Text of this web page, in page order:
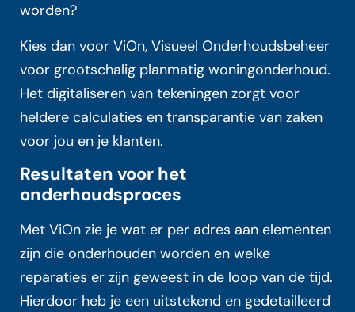
worden?
Kies dan voor ViOn, Visueel Onderhoudsbeheer
voor grootschalig planmatig woningonderhoud.
Het digitaliseren van tekeningen zorgt voor
heldere calculaties en transparantie van zaken
voor jou en je klanten.
Resultaten voor het
onderhoudsproces
Met ViOn zie je wat er per adres aan elementen
zijn die onderhouden worden en welke
reparaties er zijn geweest in de loop van de tijd.
Hierdoor heb je een uitstekend en gedetailleerd